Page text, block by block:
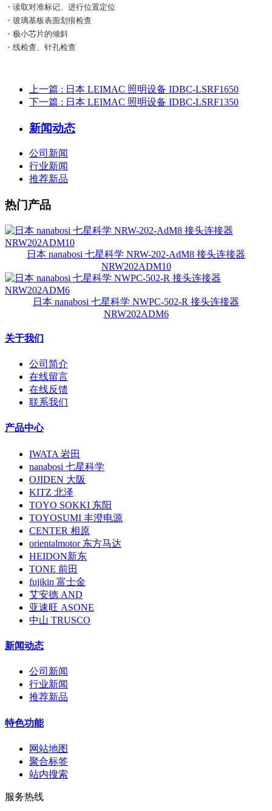
・读取对准标记、进行位置定位
・玻璃基板表面划痕检查
・极小芯片的倾斜
・线检查、针孔检查
上一篇 : 日本 LEIMAC 照明设备 IDBC-LSRF1650
下一篇 : 日本 LEIMAC 照明设备 IDBC-LSRF1350
新闻动态
公司新闻
行业新闻
推荐新品
热门产品
日本 nanabosi 七星科学 NRW-202-AdM8 接头连接器
NRW202ADM10
日本 nanabosi 七星科学 NWPC-502-R 接头连接器
NRW202ADM6
关于我们
公司简介
在线留言
在线反馈
联系我们
产品中心
IWATA 岩田
nanabosi 七星科学
OJIDEN 大阪
KITZ 北泽
TOYO SOKKI 东阳
TOYOSUMI 丰澄电源
CENTER 相原
orientalmotor 东方马达
HEIDON新东
TONE 前田
fujikin 富士金
艾安德 AND
亚速旺 ASONE
中山 TRUSCO
新闻动态
公司新闻
行业新闻
推荐新品
特色功能
网站地图
聚合标签
站内搜索
服务热线